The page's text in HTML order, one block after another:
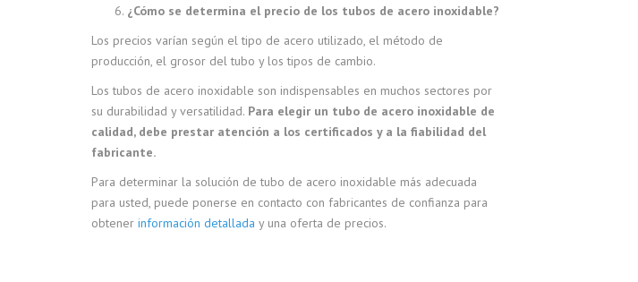
¿Cómo se determina el precio de los tubos de acero inoxidable?
Los precios varían según el tipo de acero utilizado, el método de
producción, el grosor del tubo y los tipos de cambio.
Los tubos de acero inoxidable son indispensables en muchos sectores por
su durabilidad y versatilidad. Para elegir un tubo de acero inoxidable de
calidad, debe prestar atención a los certificados y a la fiabilidad del
fabricante.
Para determinar la solución de tubo de acero inoxidable más adecuada
para usted, puede ponerse en contacto con fabricantes de confianza para
obtener información detallada y una oferta de precios.